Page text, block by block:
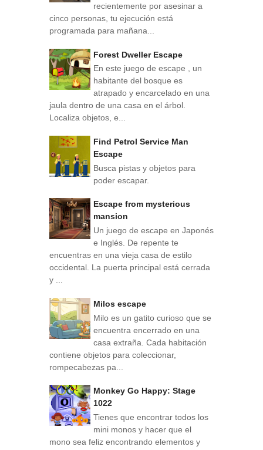
recientemente por asesinar a
cinco personas, tu ejecución está
programada para mañana...
Forest Dweller Escape
En este juego de escape , un
habitante del bosque es
atrapado y encarcelado en una
jaula dentro de una casa en el árbol.
Localiza objetos, e...
Find Petrol Service Man
Escape
Busca pistas y objetos para
poder escapar.
Escape from mysterious
mansion
Un juego de escape en Japonés
e Inglés. De repente te
encuentras en una vieja casa de estilo
occidental. La puerta principal está cerrada
y ...
Milos escape
Milo es un gatito curioso que se
encuentra encerrado en una
casa extraña. Cada habitación
contiene objetos para coleccionar,
rompecabezas pa...
Monkey Go Happy: Stage
1022
Tienes que encontrar todos los
mini monos y hacer que el
mono sea feliz encontrando elementos y